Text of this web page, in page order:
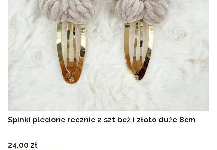
Spinki plecione recznie 2 szt beż i złoto duże 8cm
Cena
24,00 zł